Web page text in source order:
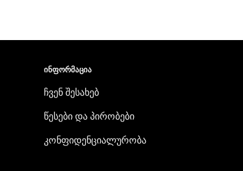
ᲘᲜᲤᲝᲠᲛᲐᲪᲘᲐ
ჩვენ შესახებ
წესები და პირობები
კონფიდენციალურობა